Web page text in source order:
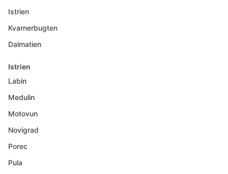
Istrien
Kvarnerbugten
Dalmatien
Istrien
Labin
Medulin
Motovun
Novigrad
Porec
Pula